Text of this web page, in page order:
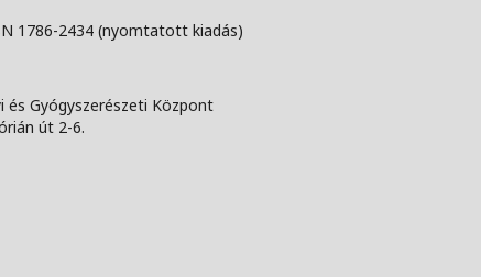
1786-2434 (nyomtatott kiadás)
és Gyógyszerészeti Központ
út 2-6.